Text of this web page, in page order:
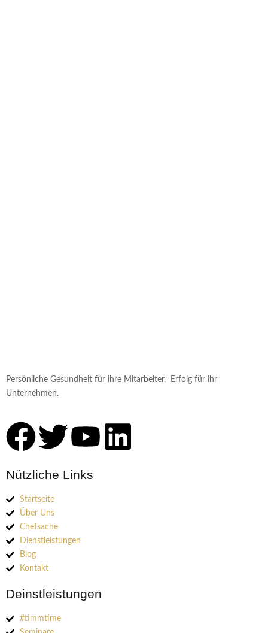
Persönliche Gesundheit für ihre Mitarbeiter, Erfolg für ihr
Unternehmen.
Nützliche Links
Startseite
Über Uns
Chefsache
Dienstleistungen
Blog
Kontakt
Deinstleistungen
#timmtime